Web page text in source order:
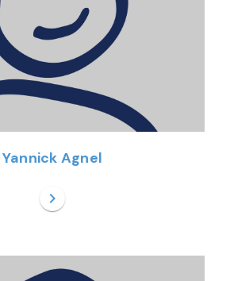
Yannick Agnel
chevron_right